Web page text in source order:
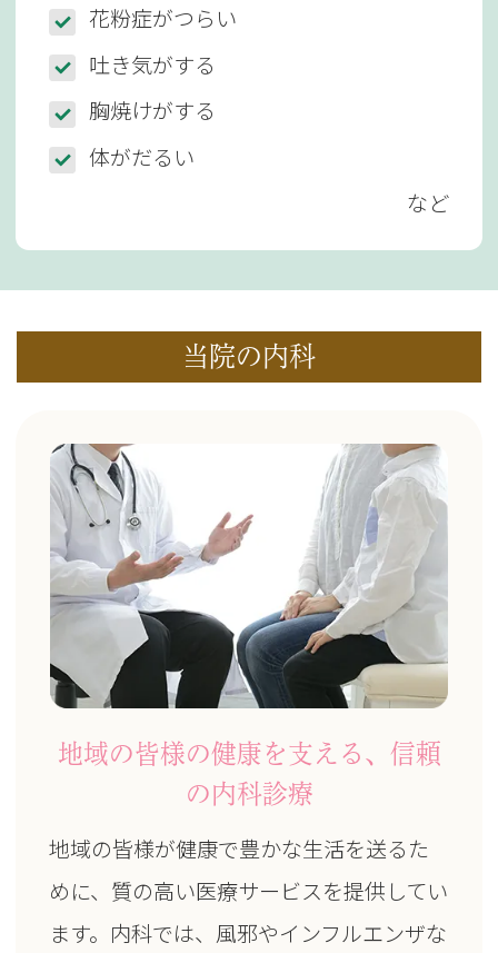
花粉症がつらい
吐き気がする
胸焼けがする
体がだるい
など
当院の内科
地域の皆様の健康を支える、信頼
の内科診療
地域の皆様が健康で豊かな生活を送るた
めに、質の高い医療サービスを提供してい
ます。内科では、風邪やインフルエンザな